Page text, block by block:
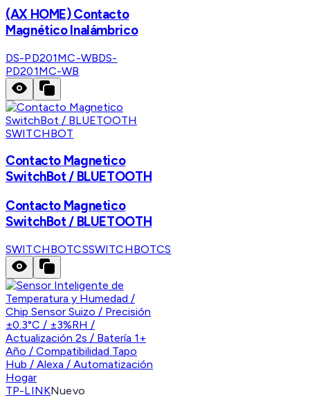
(AX HOME) Contacto
Magnético Inalámbrico
DS-PD201MC-WBDS-
PD201MC-WB
SWITCHBOT
Contacto Magnetico
SwitchBot / BLUETOOTH
Contacto Magnetico
SwitchBot / BLUETOOTH
SWITCHBOTCSSWITCHBOTCS
TP-LINKNuevo